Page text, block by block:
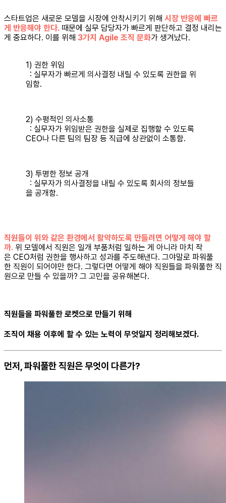
스타트업은 새로운 모델을 시장에 안착시키기 위해 시장 반응에 빠르
게 반응해야 한다. 때문에 실무 담당자가 빠르게 판단하고 결정 내리는
게 중요하다. 이를 위해 3가지 Agile 조직 문화가 생겨났다.
1) 권한 위임
: 실무자가 빠르게 의사결정 내릴 수 있도록 권한을 위
임함.
2) 수평적인 의사소통
: 실무자가 위임받은 권한을 실제로 집행할 수 있도록
CEO나 다른 팀의 팀장 등 직급에 상관없이 소통함.
3) 투명한 정보 공개
: 실무자가 의사결정을 내릴 수 있도록 회사의 정보들
을 공개함.
직원들이 위와 같은 환경에서 활약하도록 만들려면 어떻게 해야 할
까. 위 모델에서 직원은 일개 부품처럼 일하는 게 아니라 마치 작
은 CEO처럼 권한을 행사하고 성과를 주도해낸다. 그야말로 파워풀
한 직원이 되어야만 한다. 그렇다면 어떻게 해야 직원들을 파워풀한 직
원으로 만들 수 있을까? 그 고민을 공유해본다.
직원들을 파워풀한 로켓으로 만들기 위해
조직이 채용 이후에 할 수 있는 노력이 무엇일지 정리해보겠다.
먼저, 파워풀한 직원은 무엇이 다른가?